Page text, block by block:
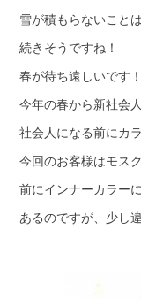
雪が積もらないこと
続きそうですね！
春が待ち遠しいです！
今年の春から新社会
社会人になる前にカ
今回のお客様はモス
前にインナーカラー
あるのですが、少し